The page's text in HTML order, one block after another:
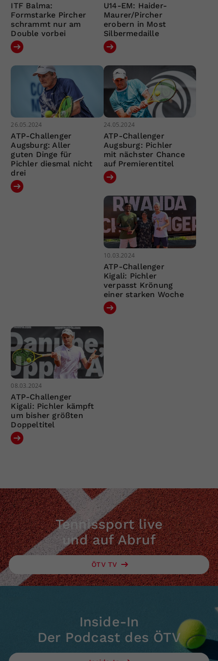
ITF Balma:
Formstarke Pircher
schrammt nur am
Double vorbei
U14-EM: Haider-
Maurer/Pircher
erobern in Most
Silbermedaille
26.05.2024
ATP-Challenger
Augsburg: Aller
guten Dinge für
Pichler diesmal nicht
drei
24.05.2024
ATP-Challenger
Augsburg: Pichler
mit nächster Chance
auf Premierentitel
10.03.2024
ATP-Challenger
Kigali: Pichler
verpasst Krönung
einer starken Woche
08.03.2024
ATP-Challenger
Kigali: Pichler kämpft
um bisher größten
Doppeltitel
Tennissport live
und auf Abruf
ÖTV TV
Inside-In
Der Podcast des ÖTV